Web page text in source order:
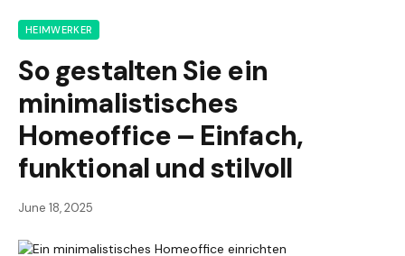
HEIMWERKER
So gestalten Sie ein
minimalistisches
Homeoffice – Einfach,
funktional und stilvoll
June 18, 2025